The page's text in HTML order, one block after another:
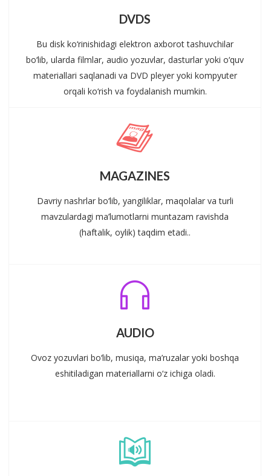
DVDS
Bu disk ko‘rinishidagi elektron axborot tashuvchilar
bo‘lib, ularda filmlar, audio yozuvlar, dasturlar yoki o‘quv
materiallari saqlanadi va DVD pleyer yoki kompyuter
orqali ko‘rish va foydalanish mumkin.
MAGAZINES
Davriy nashrlar bo‘lib, yangiliklar, maqolalar va turli
mavzulardagi ma’lumotlarni muntazam ravishda
(haftalik, oylik) taqdim etadi..
AUDIO
Ovoz yozuvlari bo‘lib, musiqa, ma’ruzalar yoki boshqa
eshitiladigan materiallarni o‘z ichiga oladi.